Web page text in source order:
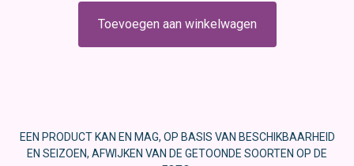
Toevoegen aan winkelwagen
EEN PRODUCT KAN EN MAG, OP BASIS VAN BESCHIKBAARHEID
EN SEIZOEN, AFWIJKEN VAN DE GETOONDE SOORTEN OP DE